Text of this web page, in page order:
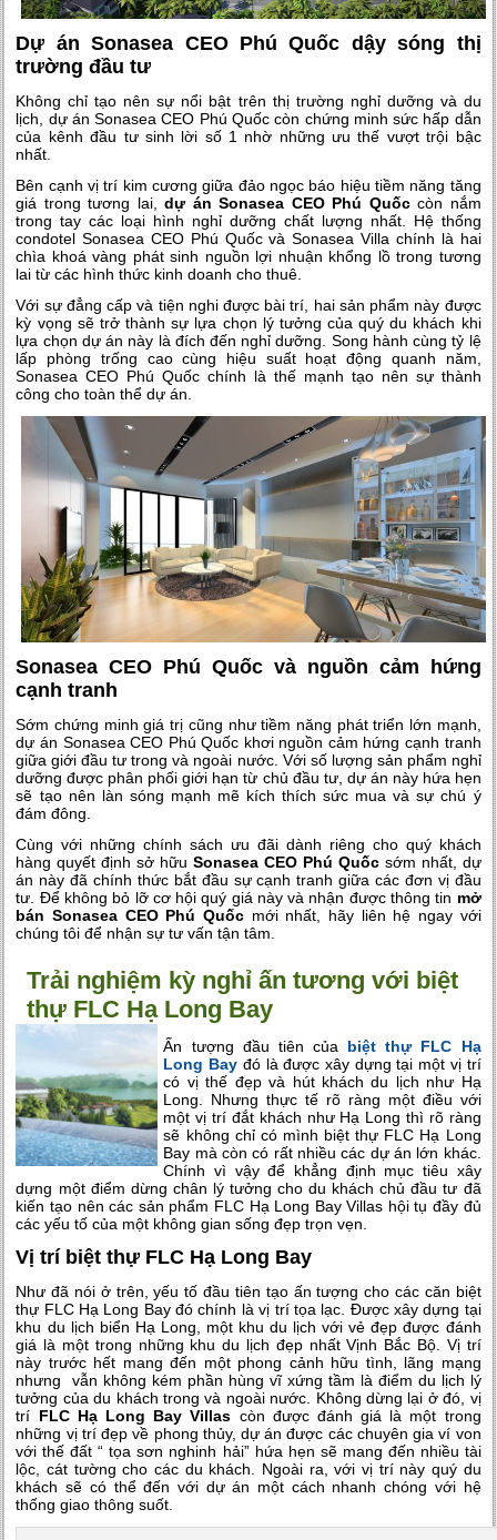
Dự án Sonasea CEO Phú Quốc dậy sóng thị
trường đầu tư
Không chỉ tạo nên sự nổi bật trên thị trường nghỉ dưỡng và du
lịch, dự án Sonasea CEO Phú Quốc còn chứng minh sức hấp dẫn
của kênh đầu tư sinh lời số 1 nhờ những ưu thế vượt trội bậc
nhất.
Bên cạnh vị trí kim cương giữa đảo ngọc báo hiệu tiềm năng tăng
giá trong tương lai,dự án Sonasea CEO Phú Quốccòn nắm
trong tay các loại hình nghỉ dưỡng chất lượng nhất. Hệ thống
condotel Sonasea CEO Phú Quốc và Sonasea Villa chính là hai
chìa khoá vàng phát sinh nguồn lợi nhuận khổng lồ trong tương
lai từ các hình thức kinh doanh cho thuê.
Với sự đẳng cấp và tiện nghi được bài trí, hai sản phẩm này được
kỳ vọng sẽ trở thành sự lựa chọn lý tưởng của quý du khách khi
lựa chọn dự án này là đích đến nghỉ dưỡng. Song hành cùng tỷ lệ
lấp phòng trống cao cùng hiệu suất hoạt động quanh năm,
Sonasea CEO Phú Quốc chính là thế mạnh tạo nên sự thành
công cho toàn thể dự án.
Sonasea CEO Phú Quốc và nguồn cảm hứng
cạnh tranh
Sớm chứng minh giá trị cũng như tiềm năng phát triển lớn mạnh,
dự án Sonasea CEO Phú Quốc khơi nguồn cảm hứng cạnh tranh
giữa giới đầu tư trong và ngoài nước. Với số lượng sản phẩm nghỉ
dưỡng được phân phối giới hạn từ chủ đầu tư, dự án này hứa hẹn
sẽ tạo nên làn sóng mạnh mẽ kích thích sức mua và sự chú ý
đám đông.
Cùng với những chính sách ưu đãi dành riêng cho quý khách
hàng quyết định sở hữuSonasea CEO Phú Quốcsớm nhất, dự
án này đã chính thức bắt đầu sự cạnh tranh giữa các đơn vị đầu
tư. Để không bỏ lỡ cơ hội quý giá này và nhận được thông tin mở
bán Sonasea CEO Phú Quốc mới nhất, hãy liên hệ ngay với
chúng tôi để nhận sự tư vấn tận tâm.
Trải nghiệm kỳ nghỉ ấn tương với biệt
thự FLC Hạ Long Bay
Ấn tượng đầu tiên của biệt thự FLC Hạ
Long Bay đó là được xây dựng tại một vị trí
có vị thế đẹp và hút khách du lịch như Hạ
Long. Nhưng thực tế rõ ràng một điều với
một vị trí đắt khách như Hạ Long thì rõ ràng
sẽ không chỉ có mình biệt thự FLC Hạ Long
Bay mà còn có rất nhiều các dự án lớn khác.
Chính vì vậy để khẳng định mục tiêu xây
dựng một điểm dừng chân lý tưởng cho du khách chủ đầu tư đã
kiến tạo nên các sản phẩm FLC Hạ Long Bay Villas hội tụ đầy đủ
các yếu tố của một không gian sống đẹp trọn vẹn.
Vị trí biệt thự FLC Hạ Long Bay
Như đã nói ở trên, yếu tố đầu tiên tạo ấn tượng cho các căn biệt
thự FLC Hạ Long Bay đó chính là vị trí tọa lạc. Được xây dựng tại
khu du lịch biển Hạ Long, một khu du lịch với vẻ đẹp được đánh
giá là một trong những khu du lịch đẹp nhất Vịnh Bắc Bộ. Vị trí
này trước hết mang đến một phong cảnh hữu tình, lãng mạng
nhưng vẫn không kém phần hùng vĩ xứng tầm là điểm du lịch lý
tưởng của du khách trong và ngoài nước. Không dừng lại ở đó, vị
trí FLC Hạ Long Bay Villas còn được đánh giá là một trong
những vị trí đẹp về phong thủy, dự án được các chuyên gia ví von
với thế đất “ tọa sơn nghinh hải” hứa hẹn sẽ mang đến nhiều tài
lộc, cát tường cho các du khách. Ngoài ra, với vị trí này quý du
khách sẽ có thể đến với dự án một cách nhanh chóng với hệ
thống giao thông suốt.